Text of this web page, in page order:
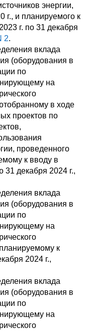
энергии,
г., и планируемого к
г. по 31 декабря
2.
вклада
(оборудования в
по
на
в ходе
проектов по
проведенного
к вводу в
31 декабря 2024 г.,
вклада
(оборудования в
по
на
к
2024 г.,
вклада
(оборудования в
по
на